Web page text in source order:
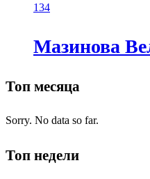
134
Мазинова
Топ месяца
Sorry. No data so far.
Топ недели